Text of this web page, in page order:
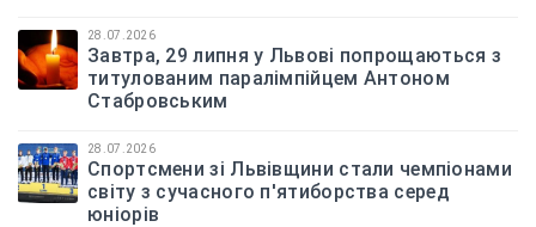
28.07.2026
Завтра, 29 липня у Львові попрощаються з
титулованим паралімпійцем Антоном
Стабровським
28.07.2026
Спортсмени зі Львівщини стали чемпіонами
світу з сучасного п'ятиборства серед
юніорів